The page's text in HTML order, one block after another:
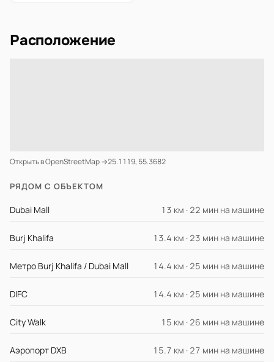
Расположение
Открыть в OpenStreetMap →25.1119, 55.3682
РЯДОМ С ОБЪЕКТОМ
Dubai Mall 13 км · 22 мин на машине
Burj Khalifa 13.4 км · 23 мин на машине
Метро Burj Khalifa / Dubai Mall 14.4 км · 25 мин на машине
DIFC 14.4 км · 25 мин на машине
City Walk 15 км · 26 мин на машине
Аэропорт DXB 15.7 км · 27 мин на машине